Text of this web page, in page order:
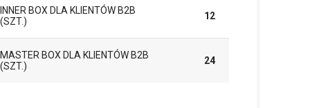
INNER BOX DLA KLIENTÓW B2B
(SZT.)
12
MASTER BOX DLA KLIENTÓW B2B
(SZT.)
24